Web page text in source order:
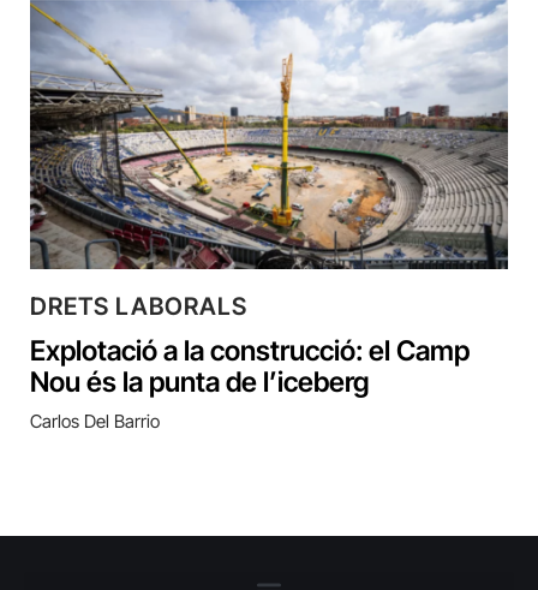
DRETS LABORALS
Explotació a la construcció: el Camp
Nou és la punta de l’iceberg
Carlos Del Barrio